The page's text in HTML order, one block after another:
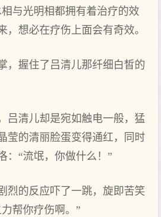
与光明相都拥有着治疗的效
，想必在疗伤上面会有奇效。
，握住了吕清儿那纤细白皙的
吕清儿却是宛如触电一般，猛
莹的清丽脸蛋变得通红，同时
：“流氓，你做什么！”
烈的反应吓了一跳，旋即苦笑
帮你疗伤啊。”